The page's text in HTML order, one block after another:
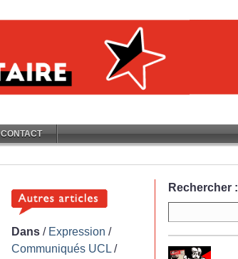
CONTACT
Dans / Expression /
Communiqués UCL /
Rechercher :